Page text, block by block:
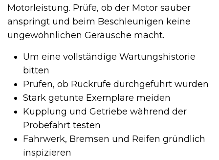
Motorleistung. Prüfe, ob der Motor sauber
anspringt und beim Beschleunigen keine
ungewöhnlichen Geräusche macht.
Um eine vollständige Wartungshistorie
bitten
Prüfen, ob Rückrufe durchgeführt wurden
Stark getunte Exemplare meiden
Kupplung und Getriebe während der
Probefahrt testen
Fahrwerk, Bremsen und Reifen gründlich
inspizieren